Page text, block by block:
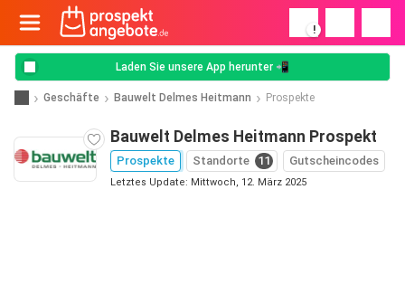
!
Laden Sie unsere App herunter 📲
Geschäfte Bauwelt Delmes Heitmann Prospekte
Bauwelt Delmes Heitmann Prospekt
Prospekte Standorte 11 Gutscheincodes
Letztes Update: Mittwoch, 12. März 2025